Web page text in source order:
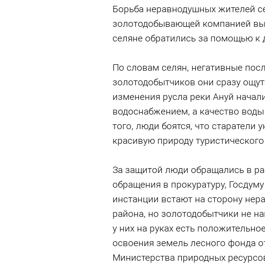
Борьба неравнодушных жителей
золотодобывающей компанией
селяне обратились за помощью к
По словам селян, негативные
золотодобытчиков они сразу
изменения русла реки Ануй
водоснабжением, а качество
того, люди боятся, что старатели
красивую природу
За защитой люди обращались в
обращения в прокуратуру,
инстанции встают на сторону
района, но золотодобытчики не
у них на руках есть
освоения земель лесного фонда
Министерства природных